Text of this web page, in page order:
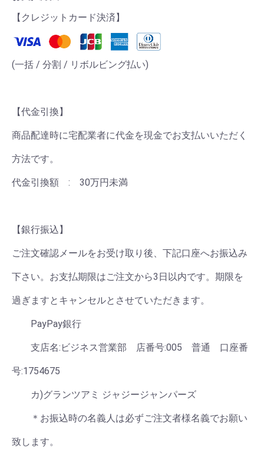
【クレジットカード決済】
(一括 / 分割 / リボルビング払い)
【代金引換】
商品配達時に宅配業者に代金を現金でお支払いいただく
方法です。
代金引換額 : 30万円未満
【銀行振込】
ご注文確認メールをお受け取り後、下記口座へお振込み
下さい。お支払期限はご注文から3日以内です。期限を
過ぎますとキャンセルとさせていただきます。
PayPay銀行
支店名:ビジネス営業部 店番号:005 普通 口座番
号:1754675
カ)グランツアミ ジャジージャンパーズ
＊お振込時の名義人は必ずご注文者様名義でお願い
致します。